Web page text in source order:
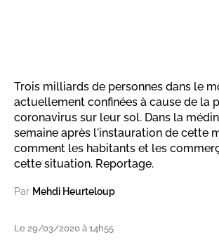
Trois milliards de personnes dans le
actuellement confinées à cause de la
coronavirus sur leur sol. Dans la
semaine après l'instauration de cette
comment les habitants et les
cette situation. Reportage.
Par Mehdi Heurteloup
Le 29/03/2020 à 14h55